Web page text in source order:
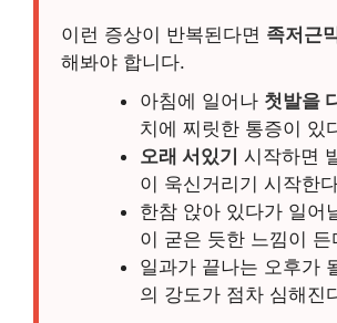
이런 증상이 반복된다면 족저근
해봐야 합니다.
아침에 일어나 첫발을
치에 찌릿한 통증이 있
오래 서있기 시작하면
이 욱신거리기 시작한
한참 앉아 있다가 일어
이 굳은 듯한 느낌이 든
일과가 끝나는 오후가
의 강도가 점차 심해진